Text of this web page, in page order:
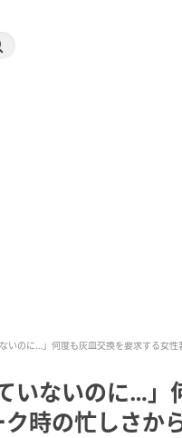
ないのに…」何度も灰皿交換を要求する女
いないのに…
時の忙しさか